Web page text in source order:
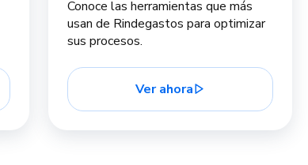
Conoce las herramientas que más
usan de Rindegastos para optimizar
sus procesos.
Ver ahora